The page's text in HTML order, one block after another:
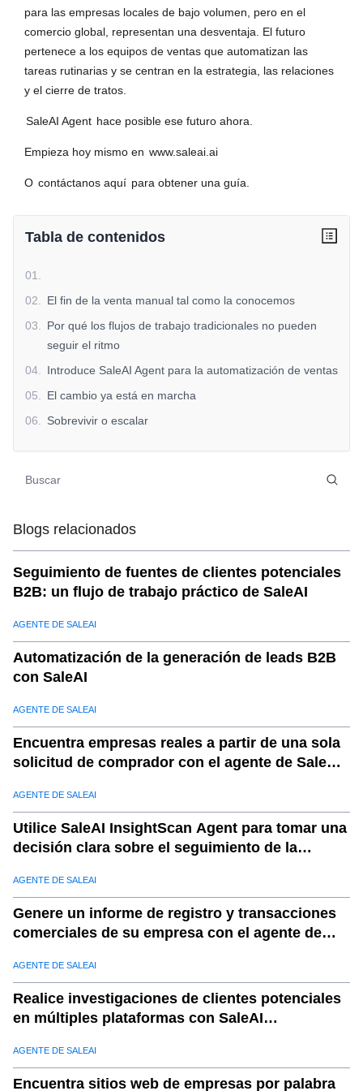
para las empresas locales de bajo volumen, pero en el
comercio global, representan una desventaja. El futuro
pertenece a los equipos de ventas que automatizan las
tareas rutinarias y se centran en la estrategia, las relaciones
y el cierre de tratos.
SaleAI Agent hace posible ese futuro ahora.
Empieza hoy mismo en www.saleai.ai
O contáctanos aquí para obtener una guía.
Tabla de contenidos
01
02
El fin de la venta manual tal como la conocemos
03
Por qué los flujos de trabajo tradicionales no pueden
seguir el ritmo
04
Introduce SaleAI Agent para la automatización de ventas
05
El cambio ya está en marcha
06
Sobrevivir o escalar
Blogs relacionados
Seguimiento de fuentes de clientes potenciales
B2B: un flujo de trabajo práctico de SaleAI
AGENTE DE SALEAI
Automatización de la generación de leads B2B
con SaleAI
AGENTE DE SALEAI
Encuentra empresas reales a partir de una sola
solicitud de comprador con el agente de SaleAI
AGENTE DE SALEAI
Utilice SaleAI InsightScan Agent para tomar una
decisión clara sobre el seguimiento de la
AGENTE DE SALEAI
Genere un informe de registro y transacciones
comerciales de su empresa con el agente de
AGENTE DE SALEAI
Realice investigaciones de clientes potenciales
en múltiples plataformas con SaleAI
AGENTE DE SALEAI
Encuentra sitios web de empresas por palabra